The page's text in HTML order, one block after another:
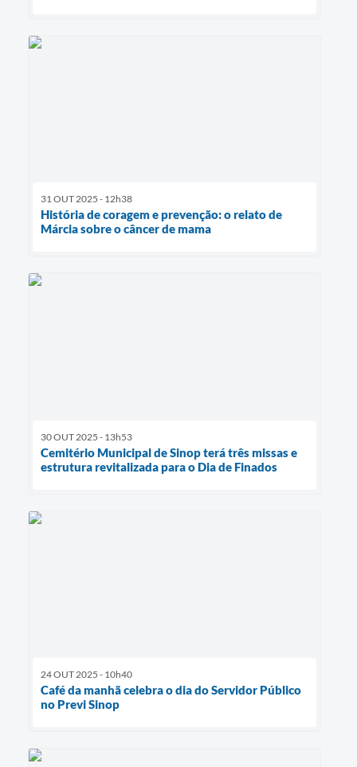
31 OUT 2025 - 12h38
História de coragem e prevenção: o relato de
Márcia sobre o câncer de mama
30 OUT 2025 - 13h53
Cemitério Municipal de Sinop terá três missas e
estrutura revitalizada para o Dia de Finados
24 OUT 2025 - 10h40
Café da manhã celebra o dia do Servidor Público
no Previ Sinop